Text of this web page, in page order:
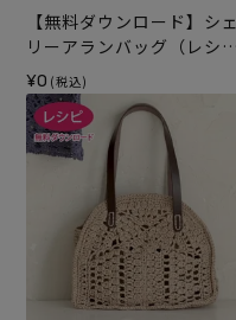
【無料ダウンロード】シェ
リーアランバッグ（レシ
ピ）
¥0 (税込)